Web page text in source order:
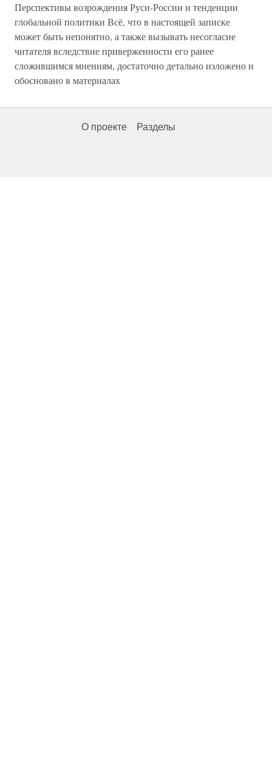
Перспективы возрождения Руси-России и тенденции
глобальной политики Всё, что в настоящей записке
может быть непонятно, а также вызывать несогласие
читателя вследствие приверженности его ранее
сложившимся мнениям, достаточно детально изложено и
обосновано в материалах
О проекте Разделы